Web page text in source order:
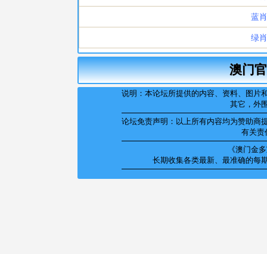
澳门
说明：本论坛所提供的内容、资料、图
其它，外
论坛免责声明：以上所有内容均为赞助商
有关责
《澳门金
长期收集各类最新、最准确的每